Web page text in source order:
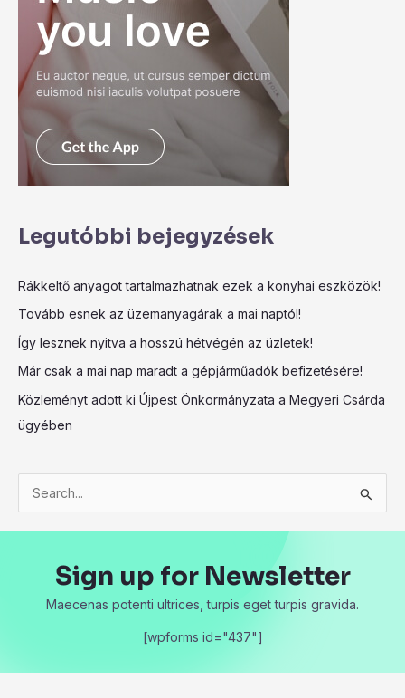
Legutóbbi bejegyzések
Rákkeltő anyagot tartalmazhatnak ezek a konyhai eszközök!
Tovább esnek az üzemanyagárak a mai naptól!
Így lesznek nyitva a hosszú hétvégén az üzletek!
Már csak a mai nap maradt a gépjárműadók befizetésére!
Közleményt adott ki Újpest Önkormányzata a Megyeri Csárda
ügyében
o
Sign up for Newsletter
Maecenas potenti ultrices, turpis eget turpis gravida.
[wpforms id="437"]